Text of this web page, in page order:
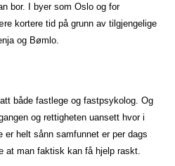
bor. I byer som Oslo og for
kortere tid på grunn av tilgjengelige
og Bømlo.
både fastlege og fastpsykolog. Og
og rettigheten uansett hvor i
er helt sånn samfunnet er per dags
man faktisk kan få hjelp raskt.